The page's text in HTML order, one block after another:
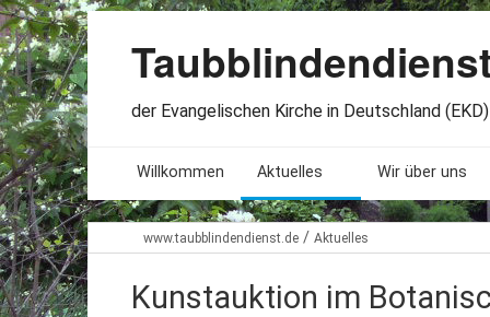
der Evangelischen Kirche in Deutschland (EKD)
Willkommen Aktuelles
Seminare. Termine
Wir über uns
Leitlinien
www.taubblindendienst.de / Aktuelles
Kunstauktion im